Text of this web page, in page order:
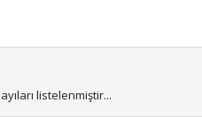
listelenmiştir...